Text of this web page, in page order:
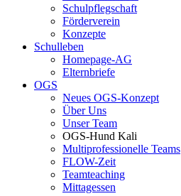
Schulpflegschaft
Förderverein
Konzepte
Schulleben
Homepage-AG
Elternbriefe
OGS
Neues OGS-Konzept
Über Uns
Unser Team
OGS-Hund Kali
Multiprofessionelle Teams
FLOW-Zeit
Teamteaching
Mittagessen